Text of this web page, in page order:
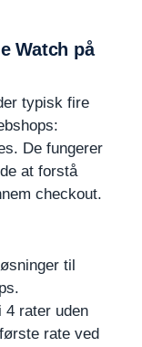
Watch på
typisk fire
De fungerer
at forstå
checkout.
til
4 rater uden
rate ved